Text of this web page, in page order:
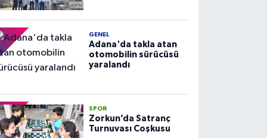
GENEL
Adana'da takla atan
otomobilin sürücüsü
yaralandı
SPOR
Zorkun’da Satranç
Turnuvası Coşkusu